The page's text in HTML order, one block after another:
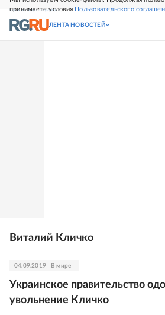
принимаете условия Пользовательского
СВЕЖИЙ НОМЕР
ЛЕНТА НОВОСТЕЙ
Виталий Кличко
04.09.2019 В мире
Украинское правительство
увольнение Кличко